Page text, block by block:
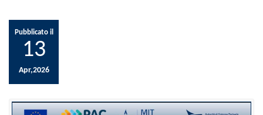
Pubblicato il
13
Apr,2026